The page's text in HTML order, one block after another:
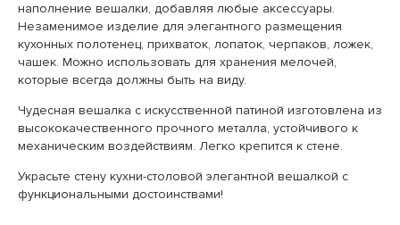
наполнение вешалки, добавляя любые аксессуары.
Незаменимое изделие для элегантного размещения
кухонных полотенец, прихваток, лопаток, черпаков, ложек,
чашек. Можно использовать для хранения мелочей,
которые всегда должны быть на виду.
Чудесная вешалка с искусственной патиной изготовлена из
высококачественного прочного металла, устойчивого к
механическим воздействиям. Легко крепится к стене.
Украсьте стену кухни-столовой элегантной вешалкой с
функциональными достоинствами!